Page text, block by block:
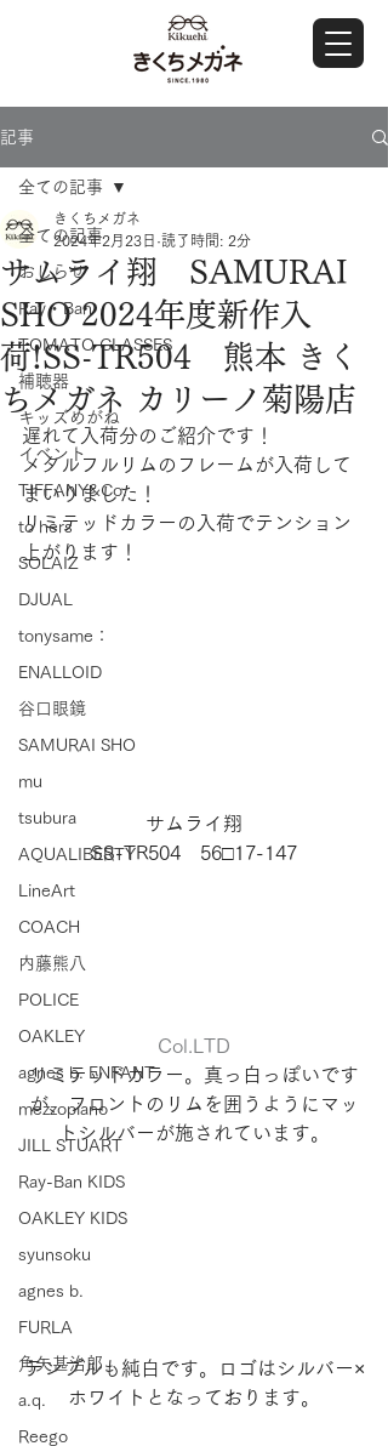
記事
全ての記事
おしらせ
Ray・Ban
TOMATO GLASSES
補聴器
キッズめがね
イベント
TIFFANY&Co.
to hers
SOLAIZ
DJUAL
tonysame：
ENALLOID
谷口眼鏡
SAMURAI SHO
mu
tsubura
AQUALIBERTY
LineArt
COACH
内藤熊八
POLICE
OAKLEY
agnes b. ENFANT
mezzopiano
JILL STUART
Ray-Ban KIDS
OAKLEY KIDS
syunsoku
agnes b.
FURLA
角矢甚治郎
a.q.
Reego
全ての記事
サムライ翔 SAMURAI
SHO 2024年度新作入
荷!SS-TR504 熊本 きく
ちメガネ カリーノ菊陽店
きくちメガネ
2024年2月23日 読了時間: 2分
遅れて入荷分のご紹介です！
メタルフルリムのフレームが入荷して
まいりました！
リミテッドカラーの入荷でテンション
上がります！
サムライ翔
SS-TR504　56□17-147
Col.LTD
リミテッドカラー。真っ白っぽいです
が、フロントのリムを囲うようにマッ
トシルバーが施されています。
テンプルも純白です。ロゴはシルバー×
ホワイトとなっております。